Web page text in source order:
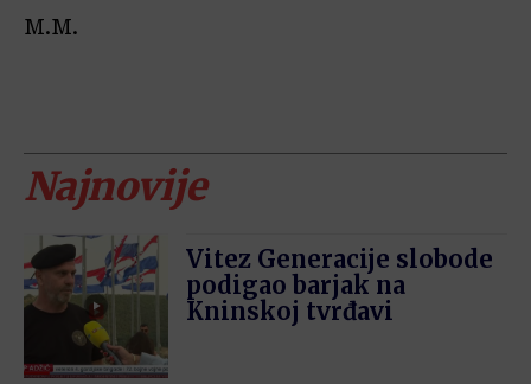
M.M.
Najnovije
Vitez Generacije slobode
podigao barjak na
Kninskoj tvrđavi